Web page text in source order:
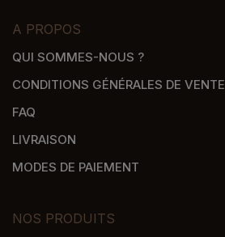
A PROPOS
QUI SOMMES-NOUS ?
CONDITIONS GÉNÉRALES DE VENTE
FAQ
LIVRAISON
MODES DE PAIEMENT
NOS PRODUITS